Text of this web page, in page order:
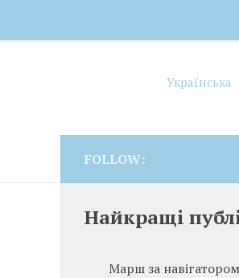
Українська
FOLLOW:
Найкращі
Марш за навігатором